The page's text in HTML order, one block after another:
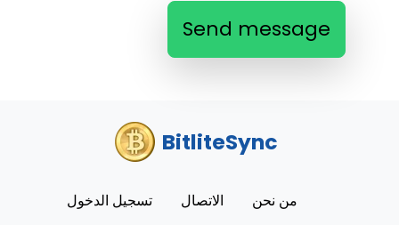
Send message
BitliteSync
من نحن الاتصال تسجيل الدخول